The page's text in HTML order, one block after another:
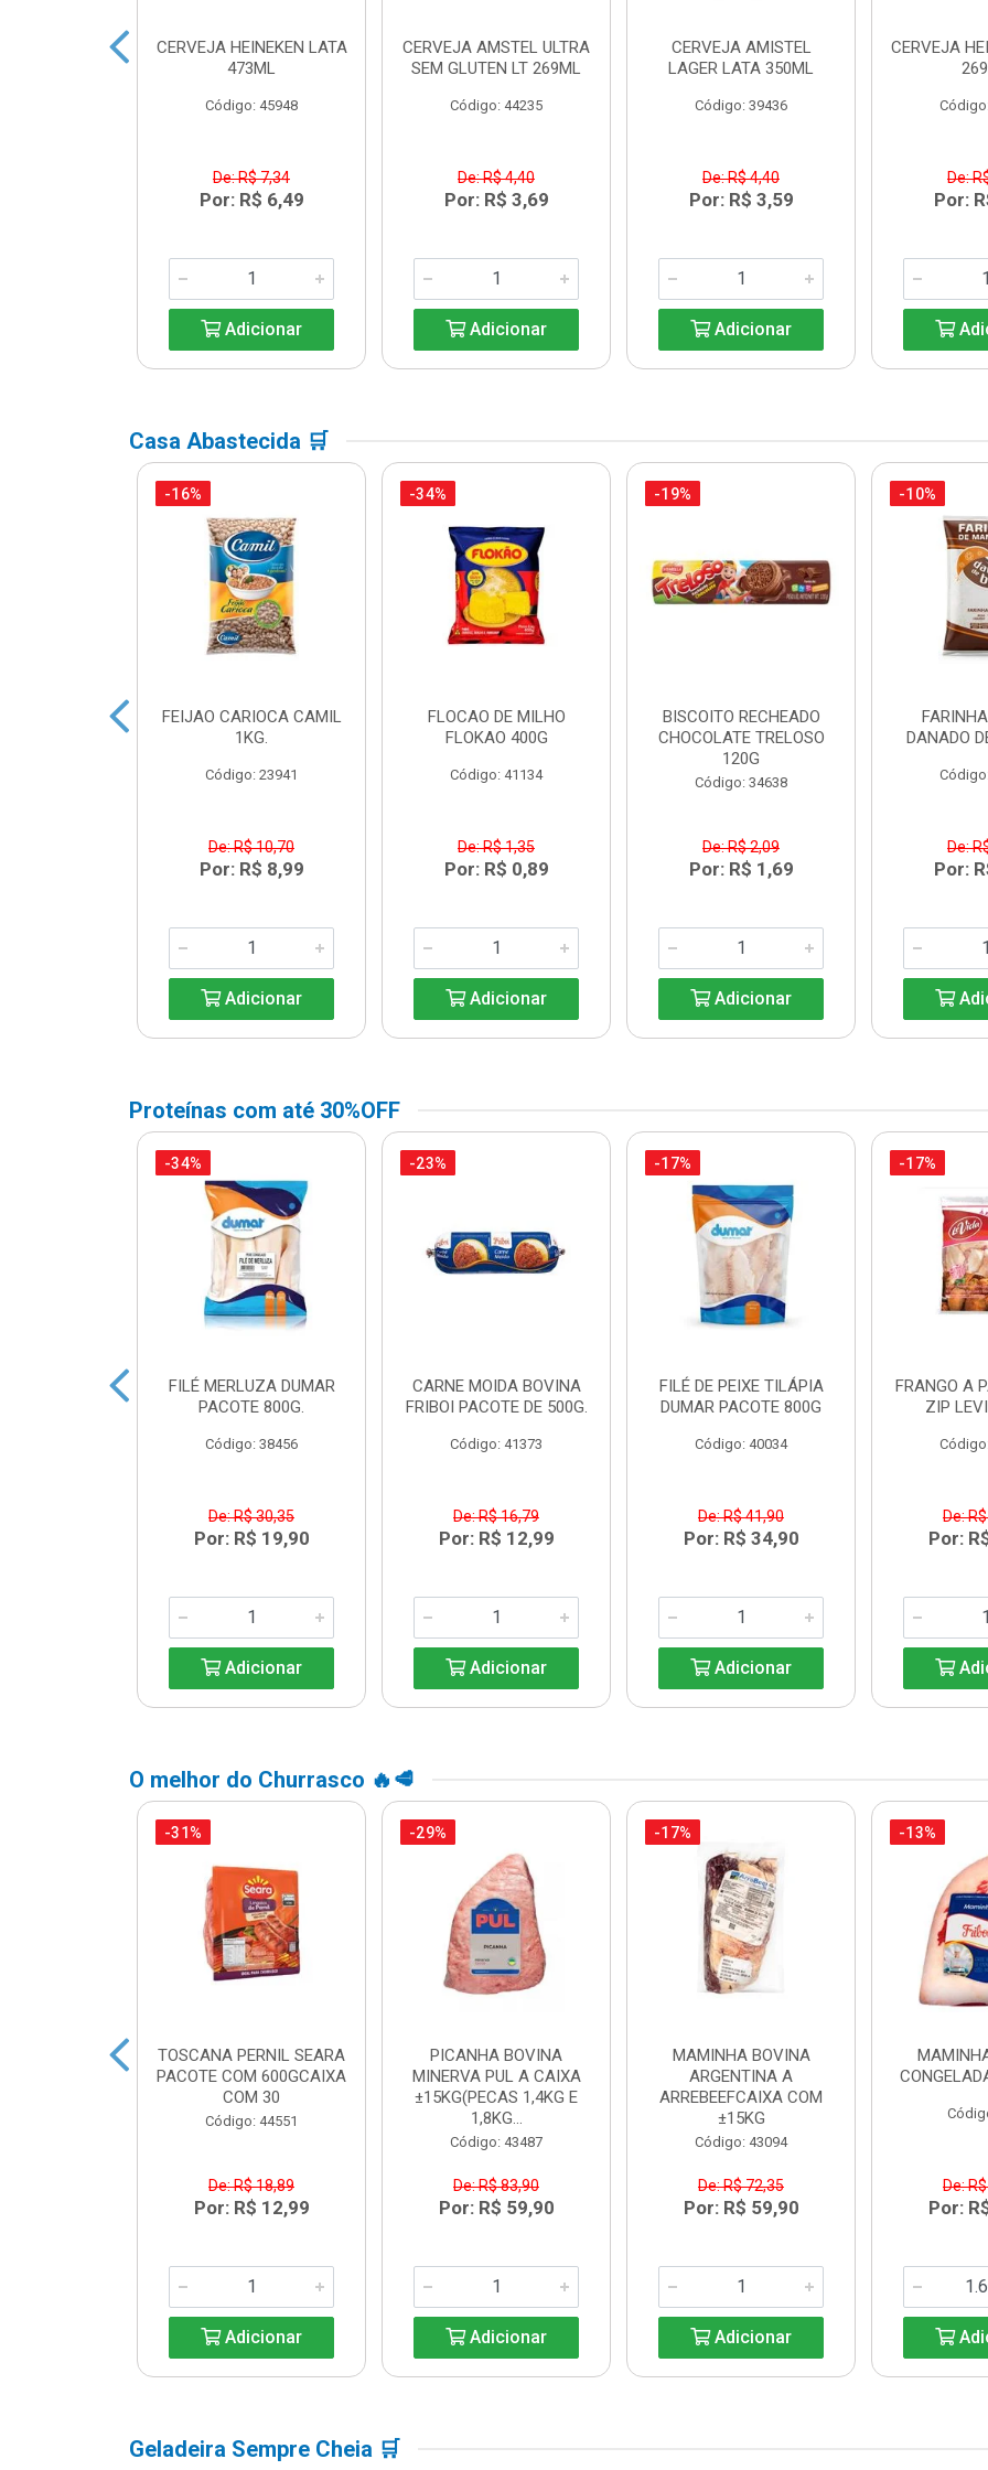
CERVEJA HEINEKEN LATA
473ML
Código: 45948
De: R$ 7,34
Por: R$ 6,49
Adicionar
CERVEJA AMSTEL ULTRA
SEM GLUTEN LT 269ML
Código: 44235
De: R$ 4,40
Por: R$ 3,69
Adicionar
CERVEJA AMISTEL
LAGER LATA 350ML
Código: 39436
De: R$ 4,40
Por: R$ 3,59
Adicionar
CERVEJA
De:
Por:
Casa Abastecida 🛒
-16%
FEIJAO CARIOCA CAMIL
1KG.
Código: 23941
De: R$ 10,70
Por: R$ 8,99
Adicionar
-34%
FLOCAO DE MILHO
FLOKAO 400G
Código: 41134
De: R$ 1,35
Por: R$ 0,89
Adicionar
-19%
BISCOITO RECHEADO
CHOCOLATE TRELOSO
120G
Código: 34638
De: R$ 2,09
Por: R$ 1,69
Adicionar
-10%
DANADO
De:
Por:
Proteínas com até 30%OFF
-34%
FILÉ MERLUZA DUMAR
PACOTE 800G.
Código: 38456
De: R$ 30,35
Por: R$ 19,90
Adicionar
-23%
CARNE MOIDA BOVINA
FRIBOI PACOTE DE 500G.
Código: 41373
De: R$ 16,79
Por: R$ 12,99
Adicionar
-17%
FILÉ DE PEIXE TILÁPIA
DUMAR PACOTE 800G
Código: 40034
De: R$ 41,90
Por: R$ 34,90
Adicionar
-17%
FRANGO A
ZIP
De:
Por:
O melhor do Churrasco 🔥🥩
-31%
TOSCANA PERNIL SEARA
PACOTE COM 600GCAIXA
COM 30
Código: 44551
De: R$ 18,89
Por: R$ 12,99
Adicionar
-29%
PICANHA BOVINA
MINERVA PUL A CAIXA
±15KG(PECAS 1,4KG E
1,8KG...
Código: 43487
De: R$ 83,90
Por: R$ 59,90
Adicionar
-17%
MAMINHA BOVINA
ARGENTINA A
ARREBEEFCAIXA COM
±15KG
Código: 43094
De: R$ 72,35
Por: R$ 59,90
Adicionar
-13%
De:
Por:
Geladeira Sempre Cheia 🛒